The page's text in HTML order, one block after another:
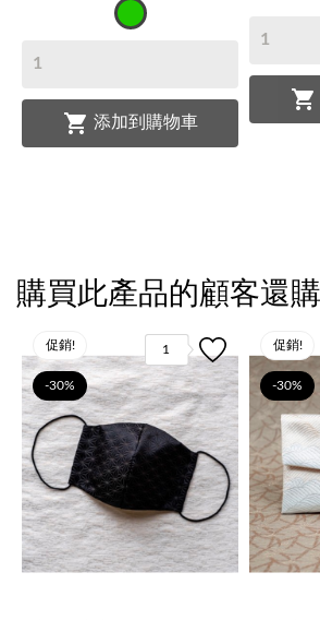
上
 添加到購物車

購買此產品的顧客還
1
促銷!
-30%
促銷!
-30%